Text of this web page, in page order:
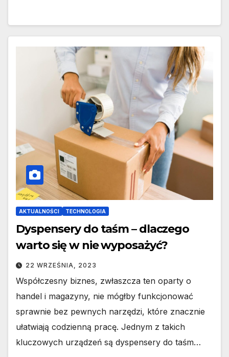
AKTUALNOŚCI TECHNOLOGIA
Dyspensery do taśm – dlaczego
warto się w nie wyposażyć?
22 WRZEŚNIA, 2023
Współczesny biznes, zwłaszcza ten oparty o
handel i magazyny, nie mógłby funkcjonować
sprawnie bez pewnych narzędzi, które znacznie
ułatwiają codzienną pracę. Jednym z takich
kluczowych urządzeń są dyspensery do taśm…